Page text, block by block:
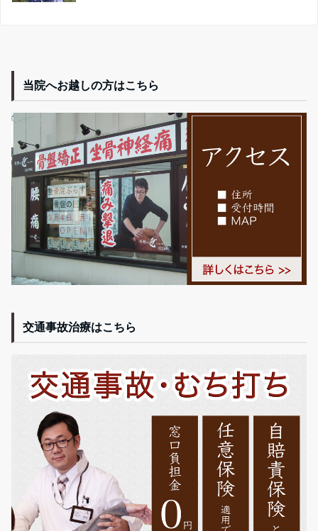
当院へお越しの方はこちら
交通事故治療はこちら